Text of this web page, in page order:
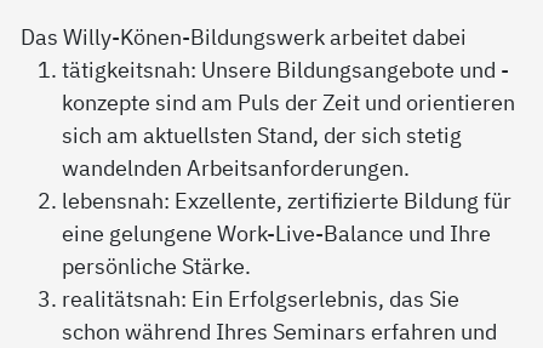
Das Willy-Könen-Bildungswerk arbeitet dabei
tätigkeitsnah: Unsere Bildungsangebote und -
konzepte sind am Puls der Zeit und orientieren
sich am aktuellsten Stand, der sich stetig
wandelnden Arbeitsanforderungen.
lebensnah: Exzellente, zertifizierte Bildung für
eine gelungene Work-Live-Balance und Ihre
persönliche Stärke.
realitätsnah: Ein Erfolgserlebnis, das Sie
schon während Ihres Seminars erfahren und